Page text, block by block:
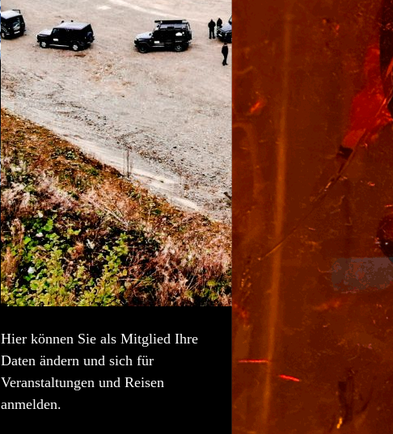
Hier können Sie als Mitglied Ihre
Daten ändern und sich für
Veranstaltungen und Reisen
anmelden.